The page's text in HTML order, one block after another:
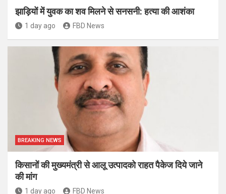
झाड़ियों में युवक का शव मिलने से सनसनी: हत्या की आशंका
1 day ago FBD News
BREAKING NEWS
किसानों की मुख्यमंत्री से आलू उत्पादको राहत पैकेज दिये जाने
की मांग
1 day ago FBD News